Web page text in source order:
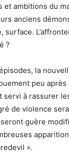
et ambitions du
anciens
surface.
?
la
peu
servi à rassurer
de violence
guère
».